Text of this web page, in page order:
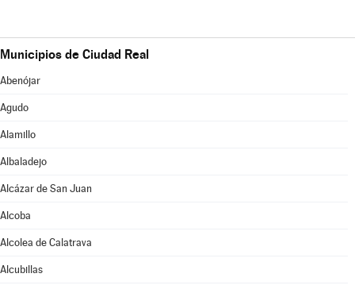
Municipios de Ciudad Real
Abenójar
Agudo
Alamillo
Albaladejo
Alcázar de San Juan
Alcoba
Alcolea de Calatrava
Alcubillas